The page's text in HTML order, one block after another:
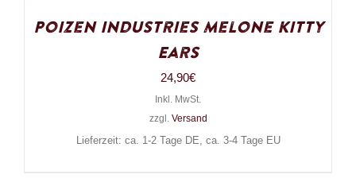
Poizen Industries Melone Kitty
Ears
24,90€
Inkl. MwSt.
zzgl. Versand
Lieferzeit: ca. 1-2 Tage DE, ca. 3-4 Tage EU